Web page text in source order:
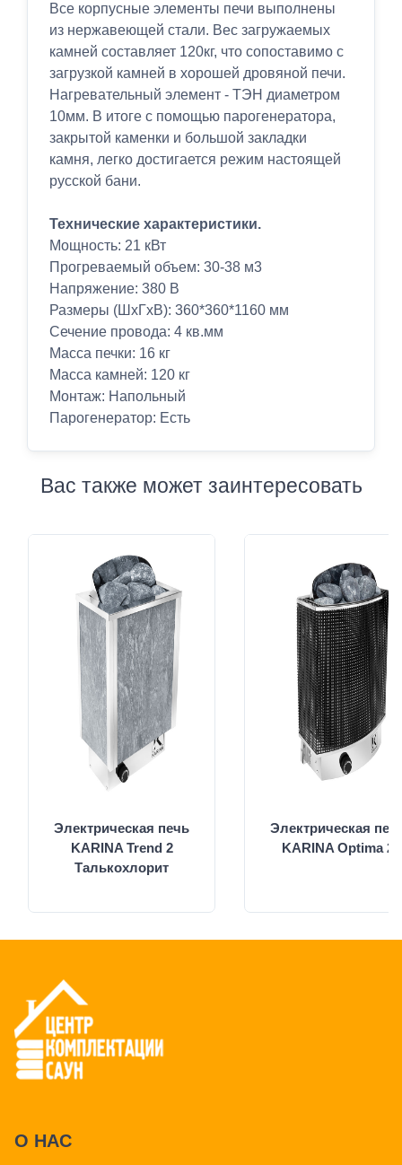
Все корпусные элементы печи выполнены
из нержавеющей стали. Вес загружаемых
камней составляет 120кг, что сопоставимо с
загрузкой камней в хорошей дровяной печи.
Нагревательный элемент - ТЭН диаметром
10мм. В итоге с помощью парогенератора,
закрытой каменки и большой закладки
камня, легко достигается режим настоящей
русской бани.
Технические характеристики.
Мощность: 21 кВт
Прогреваемый объем: 30-38 м3
Напряжение: 380 В
Размеры (ШхГхВ): 360*360*1160 мм
Сечение провода: 4 кв.мм
Масса печки: 16 кг
Масса камней: 120 кг
Монтаж: Напольный
Парогенератор: Есть
Вас также может заинтересовать
Электрическая печь
KARINA Trend 2
Талькохлорит
Электрическая
KARINA Optima 2
О НАС